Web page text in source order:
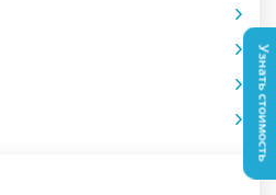
Узнать стоимость